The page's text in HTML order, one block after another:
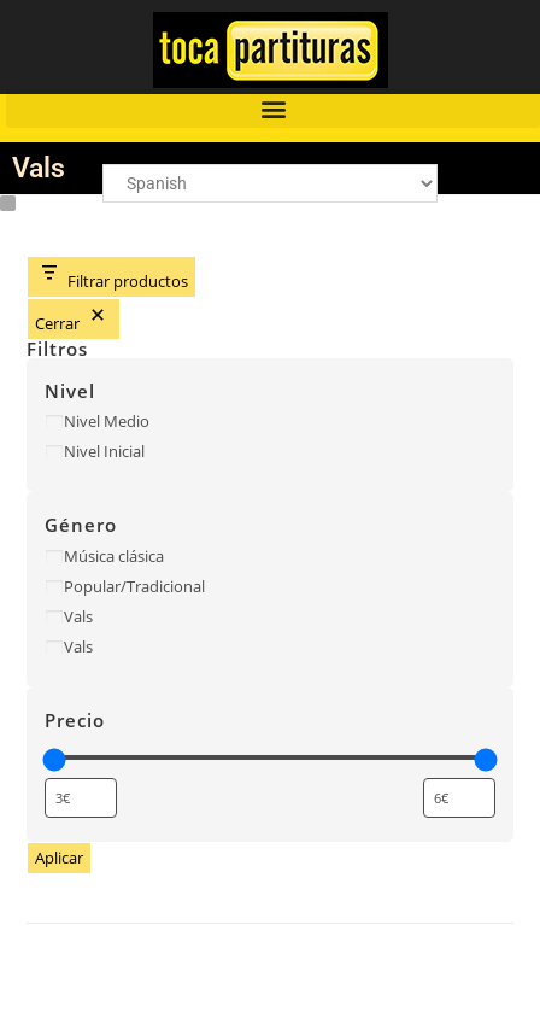
Vals
Filtrar productos
Cerrar
Filtros
Nivel
Nivel Medio
Nivel Inicial
Género
Música clásica
Popular/Tradicional
Vals
Vals
Precio
Aplicar